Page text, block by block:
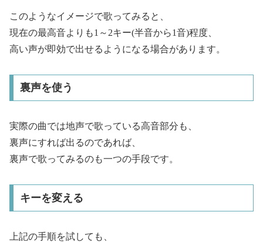
このようなイメージで歌ってみると、
現在の最高音よりも1～2キー(半音から1音)程度、
高い声が即効で出せるようになる場合があります。
裏声を使う
実際の曲では地声で歌っている高音部分も、
裏声にすれば出るのであれば、
裏声で歌ってみるのも一つの手段です。
キーを変える
上記の手順を試しても、